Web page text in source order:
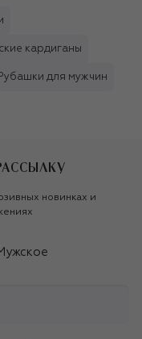
кардиганы
для мужчин
новинках и